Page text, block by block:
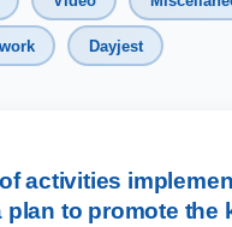
Dayjest
activities
plan to promote the
to the TSUL
chat.